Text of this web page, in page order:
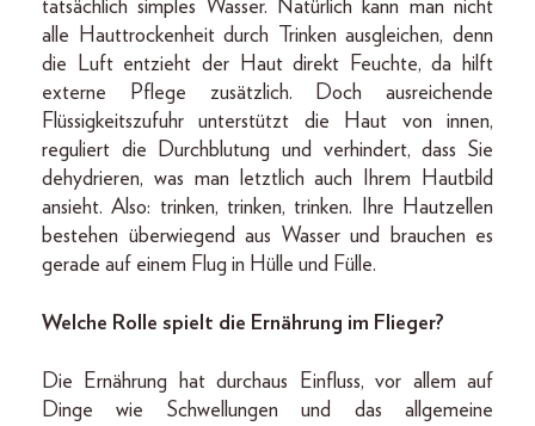
tatsächlich simples Wasser. Natürlich kann man nicht
alle Hauttrockenheit durch Trinken ausgleichen, denn
die Luft entzieht der Haut direkt Feuchte, da hilft
externe Pflege zusätzlich. Doch ausreichende
Flüssigkeitszufuhr unterstützt die Haut von innen,
reguliert die Durchblutung und verhindert, dass Sie
dehydrieren, was man letztlich auch Ihrem Hautbild
ansieht. Also: trinken, trinken, trinken. Ihre Hautzellen
bestehen überwiegend aus Wasser und brauchen es
gerade auf einem Flug in Hülle und Fülle.
Welche Rolle spielt die Ernährung im Flieger?
Die Ernährung hat durchaus Einfluss, vor allem auf
Dinge wie Schwellungen und das allgemeine